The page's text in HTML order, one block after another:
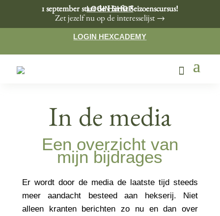
LOGIN SHOP
1 september start de Herfst Seizoenscursus!
Zet jezelf nu op de interesselijst →
LOGIN HEXCADEMY
In de media
Een overzicht van
mijn bijdrages
Er wordt door de media de laatste tijd steeds
meer aandacht besteed aan hekserij. Niet
alleen kranten berichten zo nu en dan over